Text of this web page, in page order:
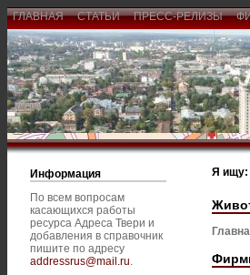
ГЛАВНАЯ СТАТЬИ ПРЕСС-РЕЛИЗЫ
Информация
По всем вопросам
касающихся работы
ресурса Адреса Твери и
добавления в справочник
пишите по адресу
addressrus@mail.ru.
Я ищу: